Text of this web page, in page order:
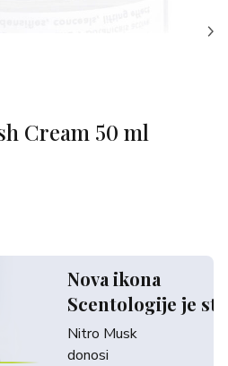
Cream 50 ml
Nova ikona
Scentologije je
Nitro Musk
donosi